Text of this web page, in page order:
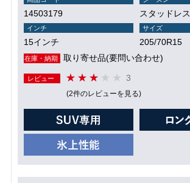
14503179 スタッドレス
インチ
15インチ
サイズ
205/70R15
在庫・納期 取り寄せ品(要問い合わせ)
レビュー 3
(2件のレビューを見る)